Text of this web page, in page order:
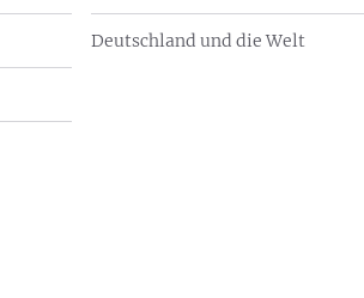
Deutschland und die Welt